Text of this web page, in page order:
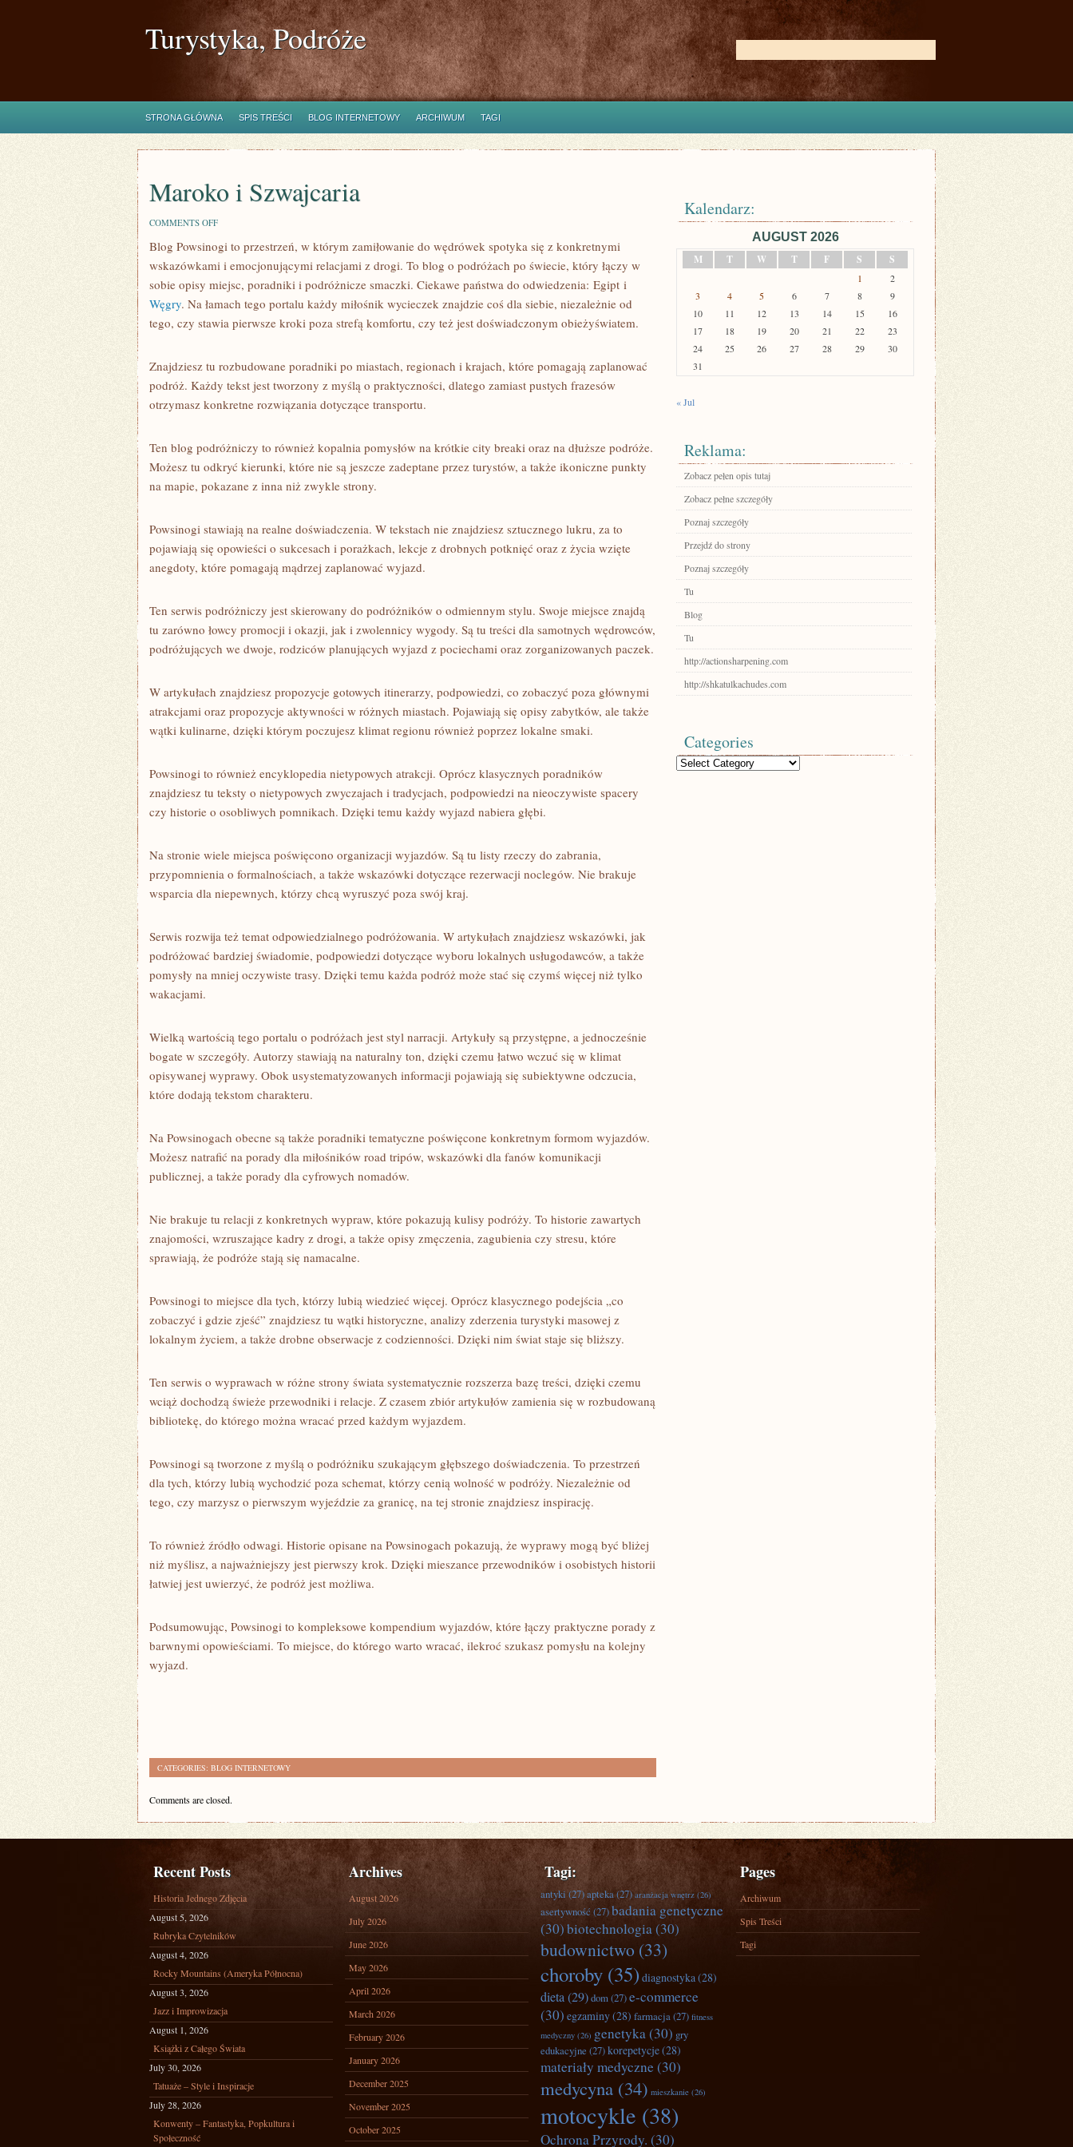
Turystyka, Podróże
STRONA GŁÓWNA SPIS TREŚCI BLOG INTERNETOWY ARCHIWUM TAGI
Maroko i Szwajcaria
COMMENTS OFFON
I
Blog Powsinogi to przestrzeń, w którym zamiłowanie do wędrówek spotyka się z konkretnymi
wskazówkami i emocjonującymi relacjami z drogi. To blog o podróżach po świecie, który łączy w
sobie opisy miejsc, poradniki i podróżnicze smaczki. Ciekawe państwa do odwiedzenia: Egipt i
Węgry. Na łamach tego portalu każdy miłośnik wycieczek znajdzie coś dla siebie, niezależnie od
tego, czy stawia pierwsze kroki poza strefą komfortu, czy też jest doświadczonym obieżyświatem.
Znajdziesz tu rozbudowane poradniki po miastach, regionach i krajach, które pomagają zaplanować
podróż. Każdy tekst jest tworzony z myślą o praktyczności, dlatego zamiast pustych frazesów
otrzymasz konkretne rozwiązania dotyczące transportu.
Ten blog podróżniczy to również kopalnia pomysłów na krótkie city breaki oraz na dłuższe podróże.
Możesz tu odkryć kierunki, które nie są jeszcze zadeptane przez turystów, a także ikoniczne punkty
na mapie, pokazane z inna niż zwykle strony.
Powsinogi stawiają na realne doświadczenia. W tekstach nie znajdziesz sztucznego lukru, za to
pojawiają się opowieści o sukcesach i porażkach, lekcje z drobnych potknięć oraz z życia wzięte
anegdoty, które pomagają mądrzej zaplanować wyjazd.
Ten serwis podróżniczy jest skierowany do podróżników o odmiennym stylu. Swoje miejsce znajdą
tu zarówno łowcy promocji i okazji, jak i zwolennicy wygody. Są tu treści dla samotnych wędrowców,
podróżujących we dwoje, rodziców planujących wyjazd z pociechami oraz zorganizowanych paczek.
W artykułach znajdziesz propozycje gotowych itinerarzy, podpowiedzi, co zobaczyć poza głównymi
atrakcjami oraz propozycje aktywności w różnych miastach. Pojawiają się opisy zabytków, ale także
wątki kulinarne, dzięki którym poczujesz klimat regionu również poprzez lokalne smaki.
Powsinogi to również encyklopedia nietypowych atrakcji. Oprócz klasycznych poradników
znajdziesz tu teksty o nietypowych zwyczajach i tradycjach, podpowiedzi na nieoczywiste spacery
czy historie o osobliwych pomnikach. Dzięki temu każdy wyjazd nabiera głębi.
Na stronie wiele miejsca poświęcono organizacji wyjazdów. Są tu listy rzeczy do zabrania,
przypomnienia o formalnościach, a także wskazówki dotyczące rezerwacji noclegów. Nie brakuje
wsparcia dla niepewnych, którzy chcą wyruszyć poza swój kraj.
Serwis rozwija też temat odpowiedzialnego podróżowania. W artykułach znajdziesz wskazówki, jak
podróżować bardziej świadomie, podpowiedzi dotyczące wyboru lokalnych usługodawców, a także
pomysły na mniej oczywiste trasy. Dzięki temu każda podróż może stać się czymś więcej niż tylko
wakacjami.
Wielką wartością tego portalu o podróżach jest styl narracji. Artykuły są przystępne, a jednocześnie
bogate w szczegóły. Autorzy stawiają na naturalny ton, dzięki czemu łatwo wczuć się w klimat
opisywanej wyprawy. Obok usystematyzowanych informacji pojawiają się subiektywne odczucia,
które dodają tekstom charakteru.
Na Powsinogach obecne są także poradniki tematyczne poświęcone konkretnym formom wyjazdów.
Możesz natrafić na porady dla miłośników road tripów, wskazówki dla fanów komunikacji
publicznej, a także porady dla cyfrowych nomadów.
Nie brakuje tu relacji z konkretnych wypraw, które pokazują kulisy podróży. To historie zawartych
znajomości, wzruszające kadry z drogi, a także opisy zmęczenia, zagubienia czy stresu, które
sprawiają, że podróże stają się namacalne.
Powsinogi to miejsce dla tych, którzy lubią wiedzieć więcej. Oprócz klasycznego podejścia „co
zobaczyć i gdzie zjeść” znajdziesz tu wątki historyczne, analizy zderzenia turystyki masowej z
lokalnym życiem, a także drobne obserwacje z codzienności. Dzięki nim świat staje się bliższy.
Ten serwis o wyprawach w różne strony świata systematycznie rozszerza bazę treści, dzięki czemu
wciąż dochodzą świeże przewodniki i relacje. Z czasem zbiór artykułów zamienia się w rozbudowaną
bibliotekę, do którego można wracać przed każdym wyjazdem.
Powsinogi są tworzone z myślą o podróżniku szukającym głębszego doświadczenia. To przestrzeń
dla tych, którzy lubią wychodzić poza schemat, którzy cenią wolność w podróży. Niezależnie od
tego, czy marzysz o pierwszym wyjeździe za granicę, na tej stronie znajdziesz inspirację.
To również źródło odwagi. Historie opisane na Powsinogach pokazują, że wyprawy mogą być bliżej
niż myślisz, a najważniejszy jest pierwszy krok. Dzięki mieszance przewodników i osobistych historii
łatwiej jest uwierzyć, że podróż jest możliwa.
Podsumowując, Powsinogi to kompleksowe kompendium wyjazdów, które łączy praktyczne porady z
barwnymi opowieściami. To miejsce, do którego warto wracać, ilekroć szukasz pomysłu na kolejny
wyjazd.
CATEGORIES: BLOG INTERNETOWY
Comments are closed.
Kalendarz:
AUGUST 2026
M
T W T F S S
1
2
3
4 5 6 7 8
9
10
11 12 13 14 15
16
17
18 19 20 21 22
23
24
25 26 27 28 29
30
31
« Jul
Reklama:
Zobacz pełen opis tutaj
Zobacz pełne szczegóły
Poznaj szczegóły
Przejdź do strony
Poznaj szczegóły
Tu
Blog
Tu
http://actionsharpening.com
http://shkatulkachudes.com
Categories
Categories
Recent Posts
Historia Jednego Zdjęcia
August 5, 2026
Rubryka Czytelników
August 4, 2026
Rocky Mountains (Ameryka Północna)
August 3, 2026
Jazz i Improwizacja
August 1, 2026
Książki z Całego Świata
July 30, 2026
Tatuaże – Style i Inspiracje
July 28, 2026
Konwenty – Fantastyka, Popkultura i
Społeczność
Archives
August 2026
July 2026
June 2026
May 2026
April 2026
March 2026
February 2026
January 2026
December 2025
November 2025
October 2025
Tagi:
antyki(27)apteka(27) aranżacja wnętrz (26)
asertywność (27)badania genetyczne
(30)biotechnologia(30)
budownictwo (33)
choroby (35) diagnostyka(28)
dieta(29)dom(27)e-commerce
(30) egzaminy(28) farmacja(27) fitness
medyczny (26) genetyka(30) gry
edukacyjne (27)korepetycje(28)
materiały medyczne (30)
medycyna (34) mieszkanie (26)
motocykle (38)
Ochrona Przyrody. (30)
Pages
Archiwum
Spis Treści
Tagi